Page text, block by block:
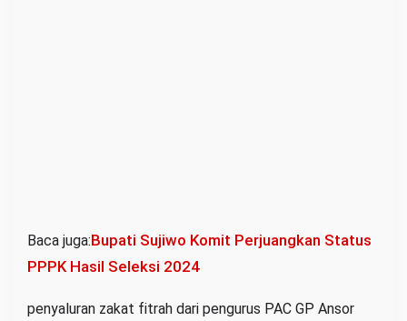
Baca juga:Bupati Sujiwo Komit Perjuangkan Status
PPPK Hasil Seleksi 2024
penyaluran zakat fitrah dari pengurus PAC GP Ansor